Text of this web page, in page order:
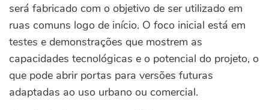
será fabricado com o objetivo de ser utilizado em
ruas comuns logo de início. O foco inicial está em
testes e demonstrações que mostrem as
capacidades tecnológicas e o potencial do projeto, o
que pode abrir portas para versões futuras
adaptadas ao uso urbano ou comercial.